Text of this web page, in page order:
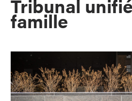
Tribunal
famille